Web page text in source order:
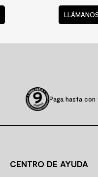
Paga hasta con
CENTRO DE AYUDA